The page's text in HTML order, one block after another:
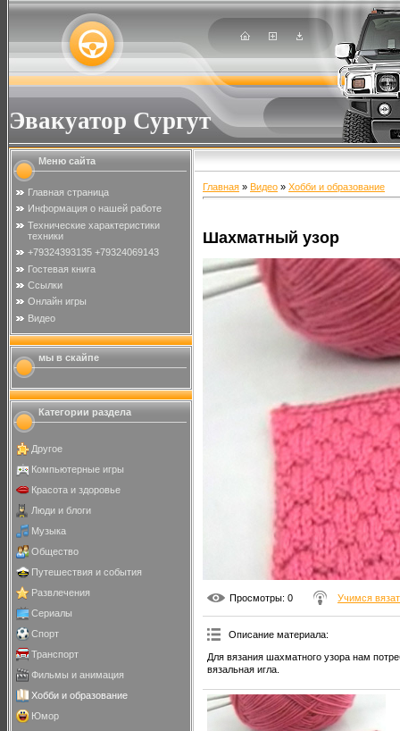
Эвакуатор Сургут
Меню сайта
Главная страница
Информация о нашей работе
Технические характеристики
техники
+79324393135 +79324069143
Гостевая книга
Ссылки
Онлайн игры
Видео
мы в скайпе
Категории раздела
Другое
Компьютерные игры
Красота и здоровье
Люди и блоги
Музыка
Общество
Путешествия и события
Развлечения
Сериалы
Спорт
Транспорт
Фильмы и анимация
Хобби и образование
Юмор
Главная » Видео » Хобби и образование
Шахматный узор
Просмотры: 0 Учимся
Описание материала:
Для вязания шахматного узора нам
вязальная игла.